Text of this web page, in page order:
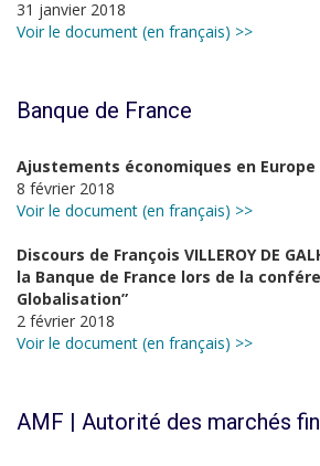
31 janvier 2018
Voir le document (en français) >>
Banque de France
Ajustements économiques en Europe
8 février 2018
Voir le document (en français) >>
Discours de François VILLEROY DE
la Banque de France lors de la
Globalisation”
2 février 2018
Voir le document (en français) >>
AMF | Autorité des marchés